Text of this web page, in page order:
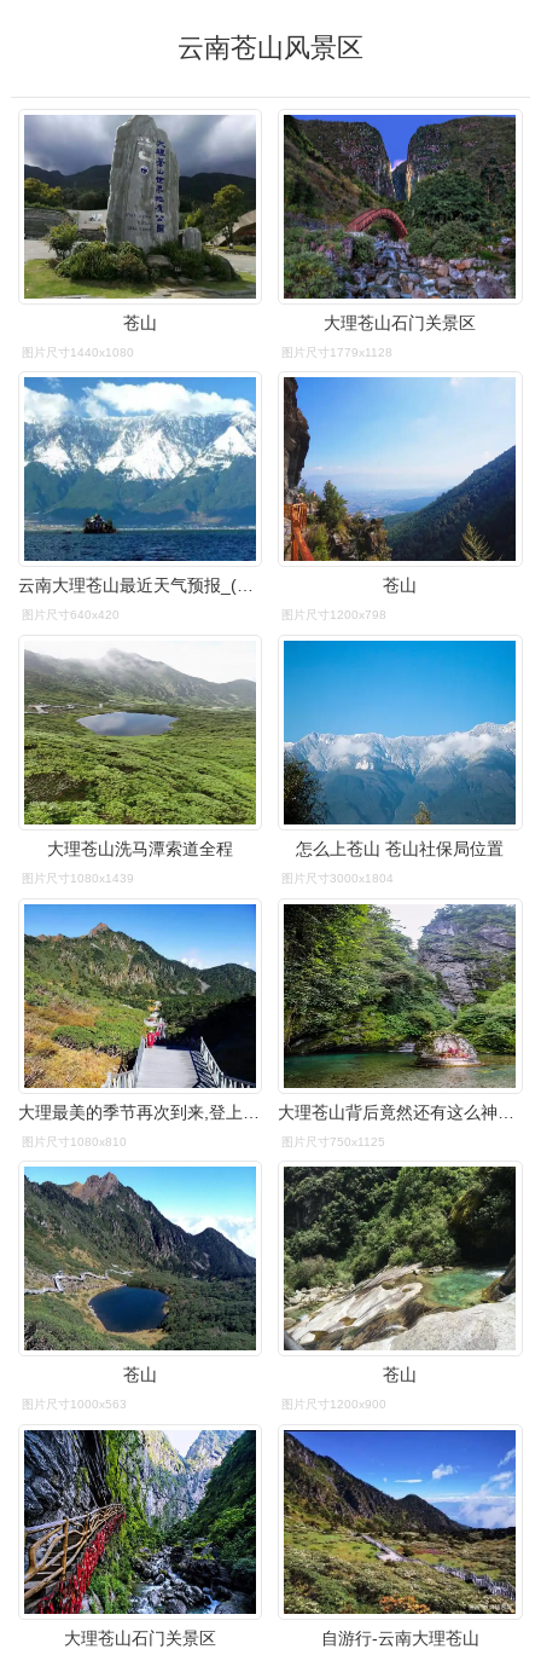
云南苍山风景区
苍山
图片尺寸1440x1080
大理苍山石门关景区
图片尺寸1779x1128
云南大理苍山最近天气预报_(云南大理苍山最近天气预报一周)
图片尺寸640x420
苍山
图片尺寸1200x798
大理苍山洗马潭索道全程
图片尺寸1080x1439
怎么上苍山 苍山社保局位置
图片尺寸3000x1804
图片尺寸1080x810 图片尺寸750x1125
苍山
图片尺寸1000x563
苍山
图片尺寸1200x900
大理苍山石门关景区 自游行-云南大理苍山